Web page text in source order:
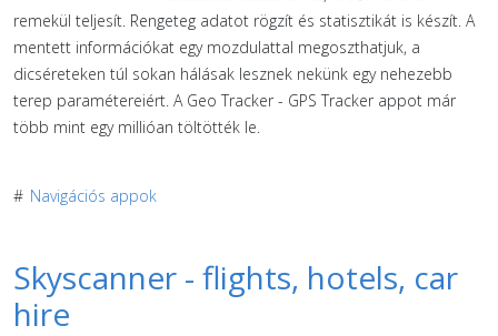
remekül teljesít. Rengeteg adatot rögzít és statisztikát is készít. A
mentett információkat egy mozdulattal megoszthatjuk, a
dicséreteken túl sokan hálásak lesznek nekünk egy nehezebb
terep paramétereiért. A Geo Tracker - GPS Tracker appot már
több mint egy millióan töltötték le.
# Navigációs appok
Skyscanner - flights, hotels, car
hire